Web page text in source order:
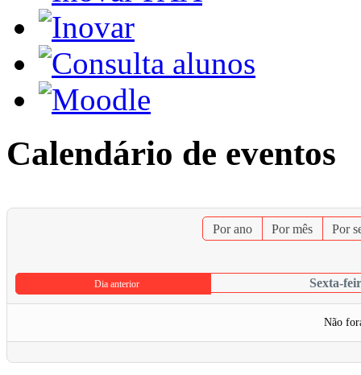
Calendário de eventos
Por ano Por mês Por
Dia anterior Sexta-
Não